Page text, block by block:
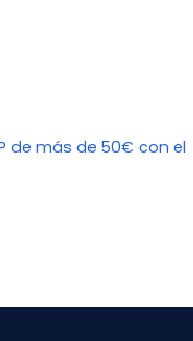
de más de 50€ con el